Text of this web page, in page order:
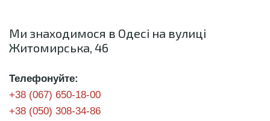
Ми знаходимося в Одесі на вулиці
Житомирська, 46
Телефонуйте:
+38 (067) 650-18-00
+38 (050) 308-34-86